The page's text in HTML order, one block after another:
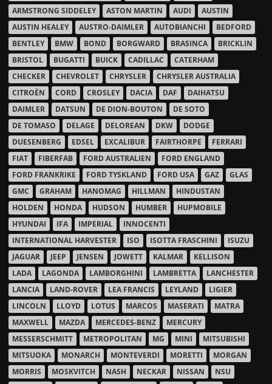
ARMSTRONG SIDDELEY
ASTON MARTIN AUDI
AUSTIN
AUSTIN HEALEY
AUSTRO-DAIMLER AUTOBIANCHI
BEDFORD
BENTLEY
BMW BOND BORGWARD BRASINCA
BRICKLIN
BRISTOL
BUGATTI BUICK CADILLAC
CATERHAM
CHECKER
CHEVROLET CHRYSLER
CHRYSLER AUSTRALIA
CITROËN
CORD CROSLEY DACIA DAF
DAIHATSU
DAIMLER
DATSUN DE DION-BOUTON
DE SOTO
DE TOMASO
DELAGE DELOREAN DKW
DODGE
DUESENBERG
EDSEL EXCALIBUR FAIRTHORPE
FERRARI
FIAT
FIBERFAB FORD AUSTRALIEN
FORD ENGLAND
FORD FRANKRIKE
FORD TYSKLAND FORD USA GAZ
GLAS
GMC
GRAHAM HANOMAG HILLMAN
HINDUSTAN
HOLDEN
HONDA HUDSON HUMBER
HUPMOBILE
HYUNDAI
IFA IMPERIAL
INNOCENTI
INTERNATIONAL HARVESTER
ISO ISOTTA FRASCHINI
ISUZU
JAGUAR
JEEP JENSEN JOWETT KALMAR
KELLISON
LADA
LAGONDA LAMBORGHINI LAMBRETTA
LANCHESTER
LANCIA
LAND-ROVER LEA FRANCIS LEYLAND
LIGIER
LINCOLN
LLOYD LOTUS MARCOS MASERATI
MATRA
MAXWELL
MAZDA MERCEDES-BENZ
MERCURY
MESSERSCHMITT
METROPOLITAN MG MINI
MITSUBISHI
MITSUOKA
MONARCH MONTEVERDI MORETTI
MORGAN
MORRIS
MOSKVITCH NASH NECKAR NISSAN
NSU